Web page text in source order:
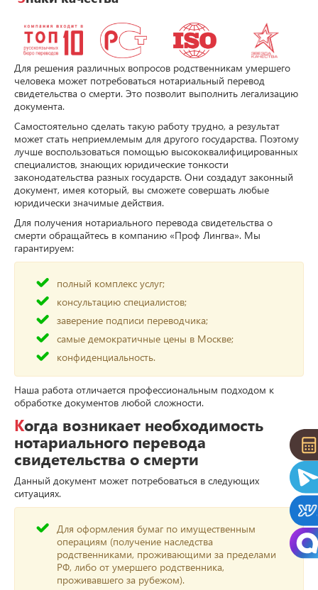
Для решения различных вопросов родственникам умершего
человека может потребоваться нотариальный перевод
свидетельства о смерти. Это позволит выполнить легализацию
документа.
Самостоятельно сделать такую работу трудно, а результат
может стать неприемлемым для другого государства. Поэтому
лучше воспользоваться помощью высококвалифицированных
специалистов, знающих юридические тонкости
законодательства разных государств. Они создадут законный
документ, имея который, вы сможете совершать любые
юридически значимые действия.
Для получения нотариального перевода свидетельства о
смерти обращайтесь в компанию «Проф Лингва». Мы
гарантируем:
полный комплекс услуг;
консультацию специалистов;
заверение подписи переводчика;
самые демократичные цены в Москве;
конфиденциальность.
Наша работа отличается профессиональным подходом к
обработке документов любой сложности.
Когда возникает необходимость
нотариального перевода
свидетельства о смерти
Данный документ может потребоваться в следующих
ситуациях.
Для оформления бумаг по имущественным
операциям (получение наследства
родственниками, проживающими за пределами
РФ, либо от умершего родственника,
проживавшего за рубежом).